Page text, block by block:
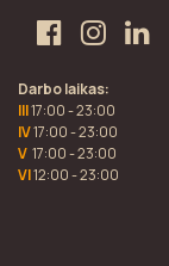
Darbo laikas:
III17:00 - 23:00
IV17:00 - 23:00
V 17:00 - 23:00
VI12:00 - 23:00